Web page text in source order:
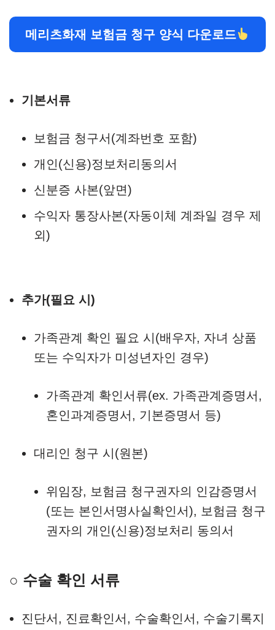
메리츠화재 보험금 청구 양식 다운로드
기본서류
보험금 청구서(계좌번호 포함)
개인(신용)정보처리동의서
신분증 사본(앞면)
수익자 통장사본(자동이체 계좌일 경우 제
외)
추가(필요 시)
가족관계 확인 필요 시(배우자, 자녀 상품
또는 수익자가 미성년자인 경우)
가족관계 확인서류(ex. 가족관계증명서,
혼인과계증명서, 기본증명서 등)
대리인 청구 시(원본)
위임장, 보험금 청구권자의 인감증명서
(또는 본인서명사실확인서), 보험금 청구
권자의 개인(신용)정보처리 동의서
○ 수술 확인 서류
진단서, 진료확인서, 수술확인서, 수술기록지